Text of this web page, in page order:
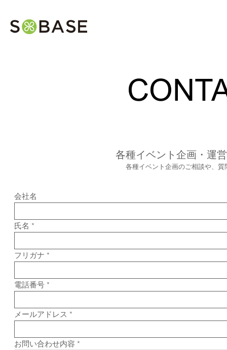
各種イベント企画・運
各種イベント企画のご相談や、
会社名
氏名
フリガナ
電話番号
メールアドレス
お問い合わせ内容